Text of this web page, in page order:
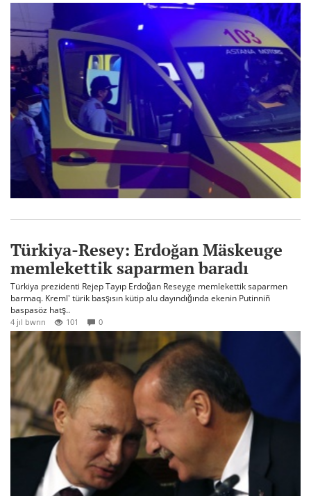
Türkiya-Resey: Erdoğan Mäskeuge
memlekettik saparmen baradı
Türkiya prezidenti Rejep Tayıp Erdoğan Reseyge memlekettik saparmen
barmaq. Kreml' türik basşısın kütip alu dayındığında ekenin Putinniñ
baspasöz hatş..
4 jıl bwrın 101 0